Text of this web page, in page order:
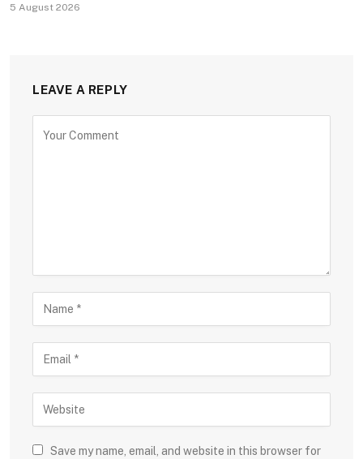
5 August 2026
LEAVE A REPLY
Save my name, email, and website in this browser for